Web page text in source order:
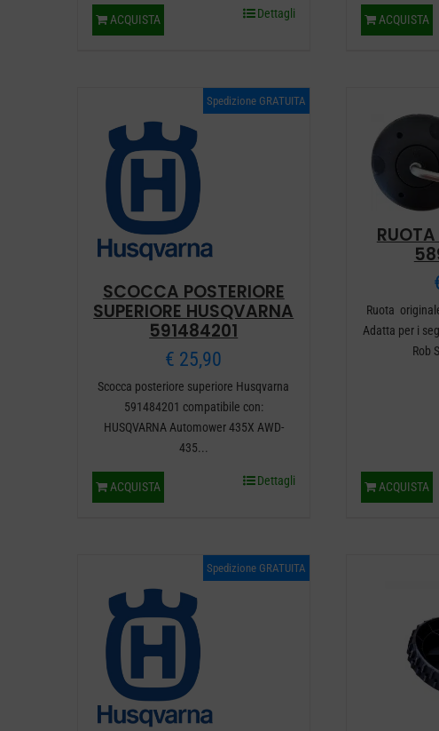
ACQUISTA Dettagli ACQUISTA
Spedizione GRATUITA
SCOCCA POSTERIORE
SUPERIORE HUSQVARNA
591484201
€ 25,90
Scocca posteriore superiore Husqvarna
591484201 compatibile con:
HUSQVARNA Automower 435X AWD-
435...
ACQUISTA Dettagli
Ruota
Adatta per i
Rob
ACQUISTA
Spedizione GRATUITA